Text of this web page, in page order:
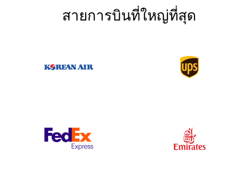
สายการบินที่ใหญ่ที่สุด
Korean Air UPS
Federal Express Emirates